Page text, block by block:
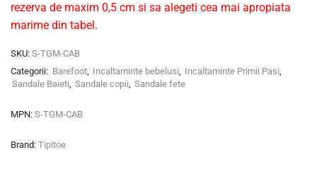
rezerva de maxim 0,5 cm si sa alegeti cea mai apropiata
marime din tabel.
SKU: S-TGM-CAB
Categorii: Barefoot Incaltaminte bebelusi Incaltaminte Primii Pasi
Sandale Baieti Sandale copii Sandale fete
MPN: S-TGM-CAB
Brand: Tipitoe